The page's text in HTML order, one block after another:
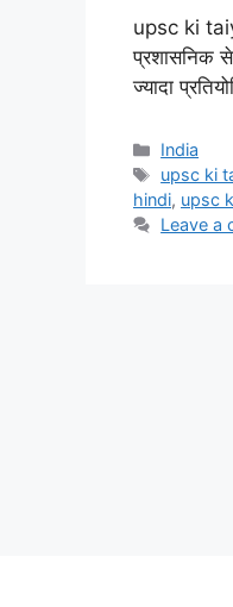
upsc ki
प्रशासनिक
ज्यादा
India
upsc ki
hindi, upsc
Leave a